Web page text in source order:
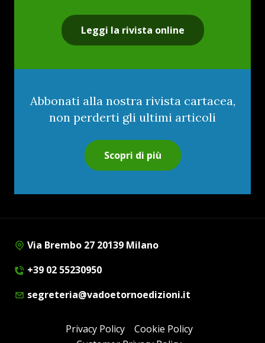
Leggi la rivista online
Abbonati alla nostra rivista cartacea,
non perderti gli ultimi articoli
Scopri di più
Via Brembo 27 20139 Milano
+39 02 55230950
segreteria@vadoetornoedizioni.it
Privacy Policy
Cookie Policy